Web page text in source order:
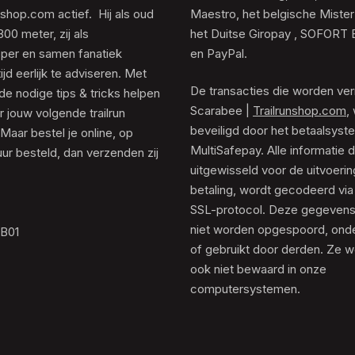
actief. Hij als oud
meter, zij als
en samen fanatiek
eerlijk te adviseren. Met
nodige tips & tricks helpen
jouw volgende trailrun
bestel je online, op
besteld, dan verzenden zij
Maestro, het belgische
het Duitse Giropay , SOFORT
en PayPal.
De transacties die worden
Scarabee | Trailrunshop.com,
beveiligd door het
MultiSafepay. Alle informatie
uitgewisseld voor de
betaling, wordt gecodeerd
SSL-protocol. Deze
niet worden opgespoord,
of gebruikt door derden. Ze
ook niet bewaard in onze
computersystemen.